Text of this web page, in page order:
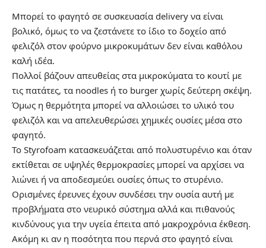
Μπορεί το φαγητό σε συσκευασία delivery να είναι
βολικό, όμως το να ζεστάνετε το ίδιο το δοχείο από
φελιζόλ στον φούρνο μικροκυμάτων δεν είναι καθόλου
καλή ιδέα.
Πολλοί βάζουν απευθείας στα μικροκύματα το κουτί με
τις πατάτες, τα noodles ή το burger χωρίς δεύτερη σκέψη.
Όμως η θερμότητα μπορεί να αλλοιώσει το υλικό του
φελιζόλ και να απελευθερώσει χημικές ουσίες μέσα στο
φαγητό.
Το Styrofoam κατασκευάζεται από πολυστυρένιο και όταν
εκτίθεται σε υψηλές θερμοκρασίες μπορεί να αρχίσει να
λιώνει ή να αποδεσμεύει ουσίες όπως το στυρένιο.
Ορισμένες έρευνες έχουν συνδέσει την ουσία αυτή με
προβλήματα στο νευρικό σύστημα αλλά και πιθανούς
κινδύνους για την υγεία έπειτα από μακροχρόνια έκθεση.
Ακόμη κι αν η ποσότητα που περνά στο φαγητό είναι